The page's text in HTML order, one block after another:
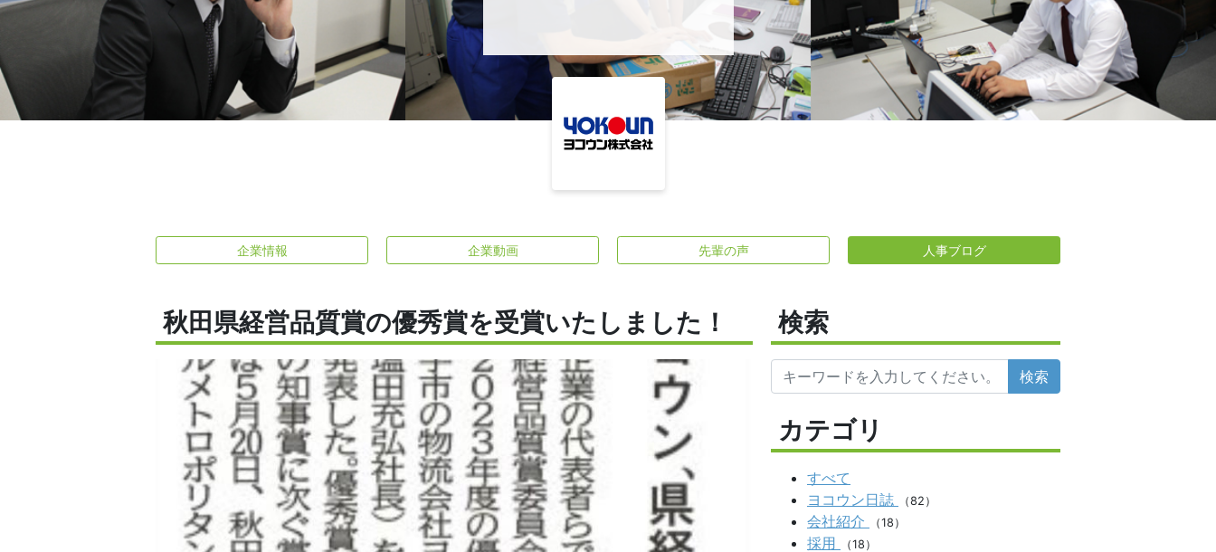
企業情報 企業動画 先輩の声 人事ブログ
秋田県経営品質賞の優秀賞を受賞いたしました！ 検索
検索
カテゴリ
すべて
ヨコウン日誌
（82）
会社紹介 （18）
採用 （18）